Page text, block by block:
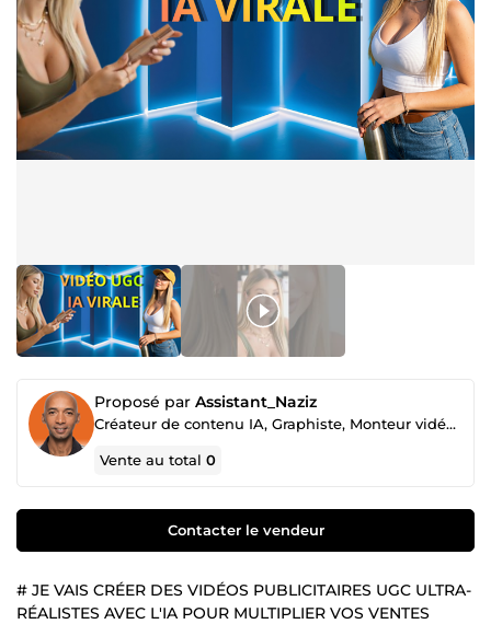
Proposé par Assistant_Naziz
Créateur de contenu IA, Graphiste, Monteur vidéo & Assistant virtuel
Vente au total0
Contacter le vendeur
# JE VAIS CRÉER DES VIDÉOS PUBLICITAIRES UGC ULTRA-
RÉALISTES AVEC L'IA POUR MULTIPLIER VOS VENTES